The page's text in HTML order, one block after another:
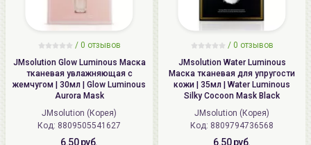
/ 0 отзывов
JMsolution Glow Luminous Маска
тканевая увлажняющая с
жемчугом | 30мл | Glow Luminous
Aurora Mask
JMsolution (Корея)
Код: 8809505541627
6.50 руб.
/ 0 отзывов
JMsolution Water Luminous
Маска тканевая для упругости
кожи | 35мл | Water Luminous
Silky Cocoon Mask Black
JMsolution (Корея)
Код: 8809794736568
6.50 руб.